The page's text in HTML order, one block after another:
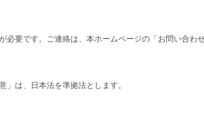
要です。ご連絡は、本ホームページの「お問い合わ
は、日本法を準拠法とします。